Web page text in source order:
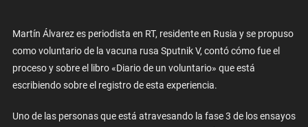
Martín Álvarez es periodista en RT, residente en Rusia y se propuso
como voluntario de la vacuna rusa Sputnik V, contó cómo fue el
proceso y sobre el libro «Diario de un voluntario» que está
escribiendo sobre el registro de esta experiencia.
Uno de las personas que está atravesando la fase 3 de los ensayos